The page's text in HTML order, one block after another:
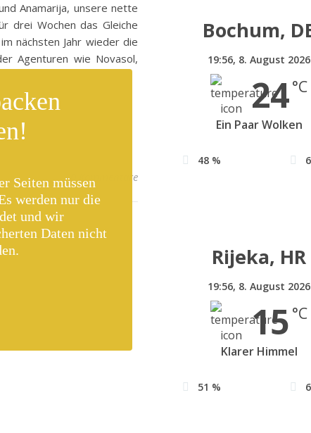
Anamarija, unsere nette
drei Wochen das Gleiche
nächsten Jahr wieder die
Agenturen wie Novasol,
0 Kommentare
Bochum,
19:56, 8. August 2026
24°C
Ein Paar Wolken
48 %
Rijeka, HR
19:56, 8. August 2026
15 °C
Klarer Himmel
51 %
Seiten müssen
werden nur die
und wir
Daten nicht